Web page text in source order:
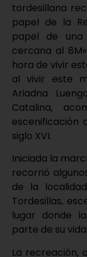
tordesillana
papel de la
papel de
cercana al
hora de vivir
al vivir este
Ariadna
Catalina,
escenificación
siglo XVI.
Iniciada la
recorrió
de la
Tordesillas,
lugar donde
parte de su vida.
La recreación,